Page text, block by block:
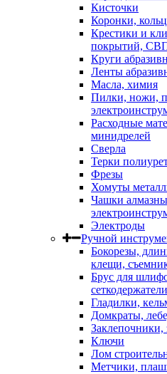
Кисточки
Коронки,
Крестики и
покрытий,
Круги
Ленты
Масла, химия
Пилки, ножи,
Расходные
минидрелей
Сверла
Терки
Фрезы
Хомуты
Чашки
Электроды
Ручной
Бокорезы,
клещи,
Брус для
сеткодержатели
Гладилки,
Домкраты,
Заклепочники,
Ключи
Лом
Метчики,